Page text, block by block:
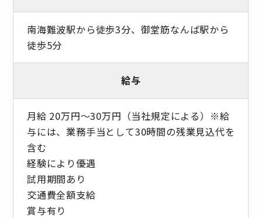
南海難波駅から徒歩3分、御堂筋なんば駅から
徒歩5分
給与
月給 20万円～30万円（当社規定による）※給
与には、業務手当として30時間の残業見込代を
含む
経験により優遇
試用期間あり
交通費全額支給
賞与有り